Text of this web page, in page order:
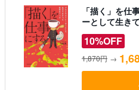
「描く」を
ーとして生き
10%OFF
1,870円 →